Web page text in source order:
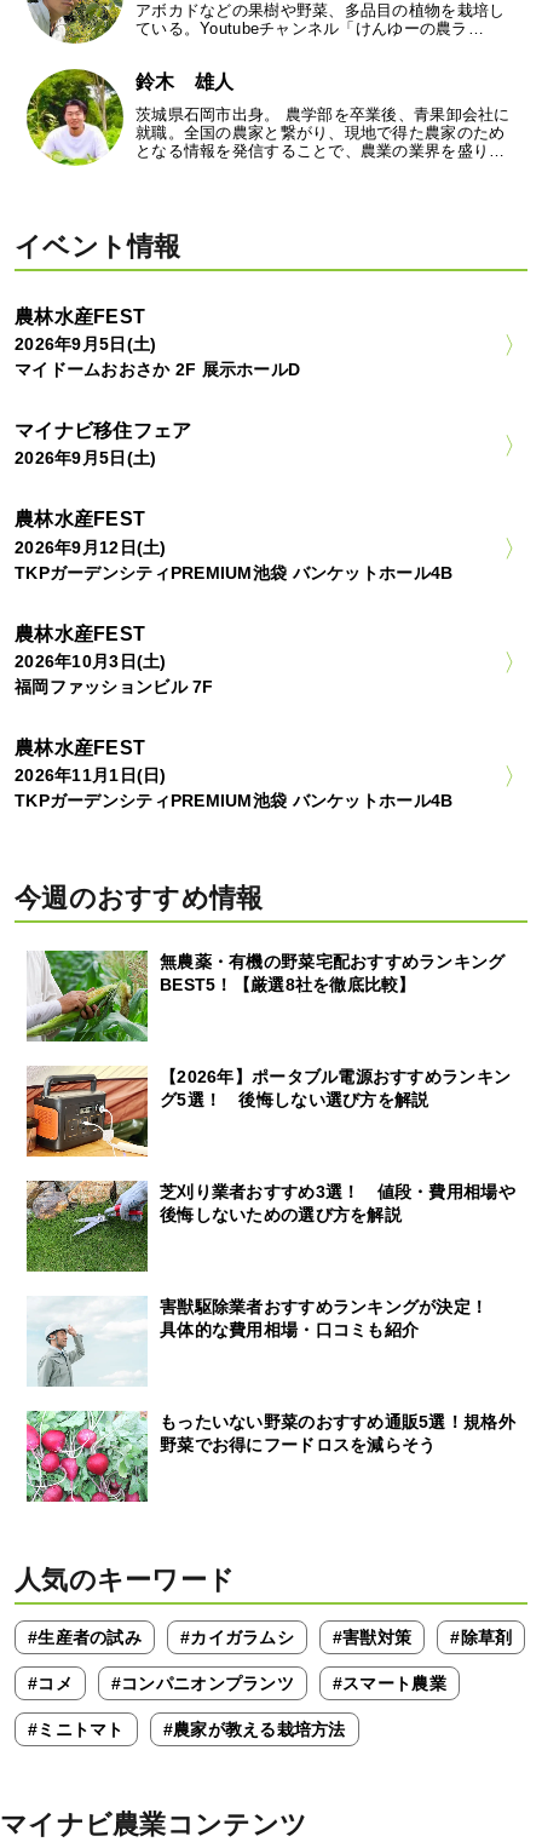
アボカドなどの果樹や野菜、多品目の植物を栽培し
ている。Youtubeチャンネル「けんゆーの農ラ…
鈴木 雄人
茨城県石岡市出身。 農学部を卒業後、青果卸会社に
就職。全国の農家と繋がり、現地で得た農家のため
となる情報を発信することで、農業の業界を盛り…
イベント情報
農林水産FEST
2026年9月5日(土)
マイドームおおさか 2F 展示ホールD
マイナビ移住フェア
2026年9月5日(土)
農林水産FEST
2026年9月12日(土)
TKPガーデンシティPREMIUM池袋 バンケットホール4B
農林水産FEST
2026年10月3日(土)
福岡ファッションビル 7F
農林水産FEST
2026年11月1日(日)
TKPガーデンシティPREMIUM池袋 バンケットホール4B
今週のおすすめ情報
無農薬・有機の野菜宅配おすすめランキング
BEST5！【厳選8社を徹底比較】
【2026年】ポータブル電源おすすめランキン
グ5選！ 後悔しない選び方を解説
芝刈り業者おすすめ3選！ 値段・費用相場や
後悔しないための選び方を解説
害獣駆除業者おすすめランキングが決定！
具体的な費用相場・口コミも紹介
もったいない野菜のおすすめ通販5選！規格外
野菜でお得にフードロスを減らそう
人気のキーワード
#生産者の試み #カイガラムシ #害獣対策 #除草剤
#コメ #コンパニオンプランツ #スマート農業
#ミニトマト #農家が教える栽培方法
マイナビ農業コンテンツ